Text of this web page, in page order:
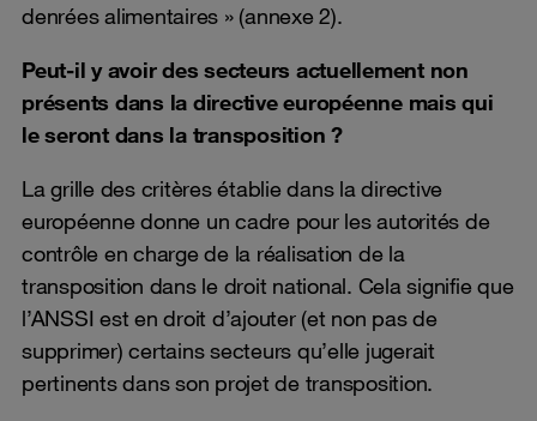
denrées alimentaires » (annexe 2).
Peut-il y avoir des secteurs actuellement non
présents dans la directive européenne mais qui
le seront dans la transposition ?
La grille des critères établie dans la directive
européenne donne un cadre pour les autorités de
contrôle en charge de la réalisation de la
transposition dans le droit national. Cela signifie que
l’ANSSI est en droit d’ajouter (et non pas de
supprimer) certains secteurs qu’elle jugerait
pertinents dans son projet de transposition.